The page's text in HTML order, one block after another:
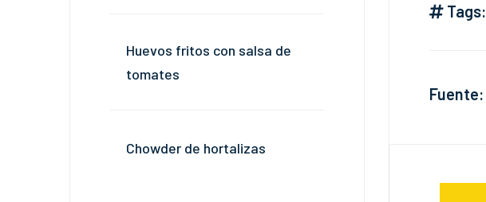
Huevos fritos con salsa de
tomates
Chowder de hortalizas
Tags:
Fuente: